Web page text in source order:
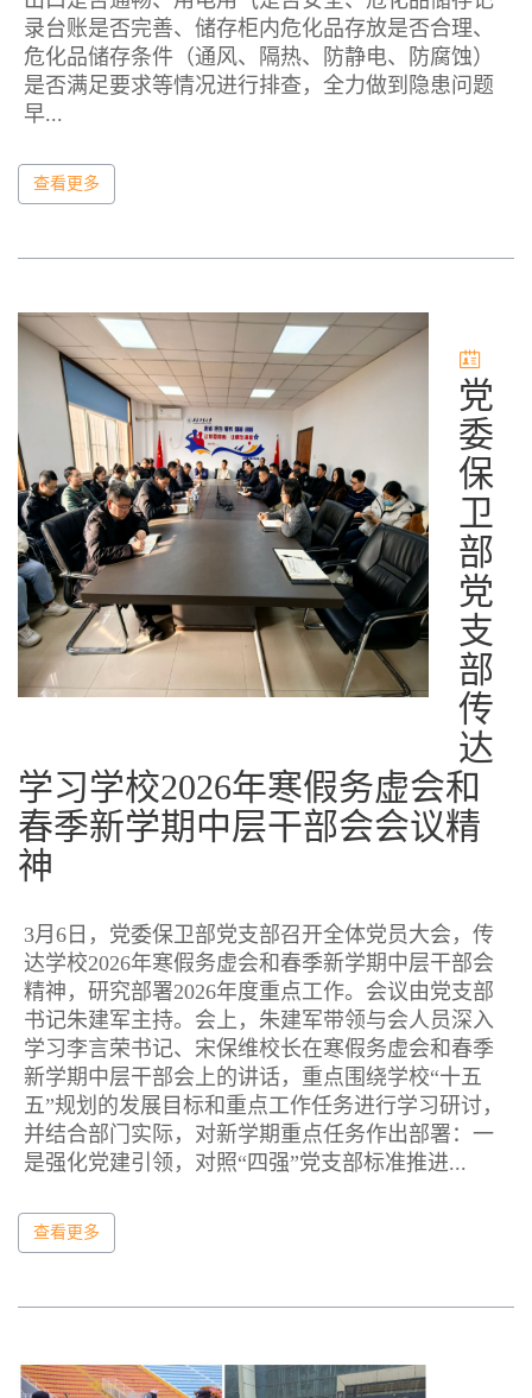
录台账是否完善、储存柜内危化品存放是否合理、
危化品储存条件（通风、隔热、防静电、防腐蚀）
是否满足要求等情况进行排查，全力做到隐患问题
早...
查看更多
党
委
保
卫
部
党
支
部
传
达
学习学校2026年寒假务虚会和
春季新学期中层干部会会议精
神
3月6日，党委保卫部党支部召开全体党员大会，传
达学校2026年寒假务虚会和春季新学期中层干部会
精神，研究部署2026年度重点工作。会议由党支部
书记朱建军主持。会上，朱建军带领与会人员深入
学习李言荣书记、宋保维校长在寒假务虚会和春季
新学期中层干部会上的讲话，重点围绕学校“十五
五”规划的发展目标和重点工作任务进行学习研讨，
并结合部门实际，对新学期重点任务作出部署：一
是强化党建引领，对照“四强”党支部标准推进...
查看更多